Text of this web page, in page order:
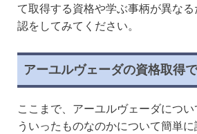
て取得する資格や学ぶ事柄が異な
認をしてみてください。
アーユルヴェーダの資格取得
ここまで、アーユルヴェーダにつ
ういったものなのかについて簡単に